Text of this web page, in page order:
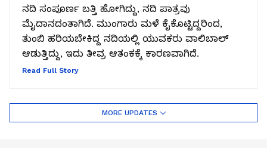
ನದಿ ಸಂಪೂರ್ಣ ಬತ್ತಿ ಹೋಗಿದ್ದು, ನದಿ ಪಾತ್ರವು
ಮೈದಾನದಂತಾಗಿದೆ. ಮುಂಗಾರು ಮಳೆ ಕೈಕೊಟ್ಟಿದ್ದರಿಂದ,
ತುಂಬಿ ಹರಿಯಬೇಕಿದ್ದ ನದಿಯಲ್ಲಿ ಯುವಕರು ವಾಲಿಬಾಲ್
ಆಡುತ್ತಿದ್ದು, ಇದು ತೀವ್ರ ಆತಂಕಕ್ಕೆ ಕಾರಣವಾಗಿದೆ.
Read Full Story
MORE UPDATES